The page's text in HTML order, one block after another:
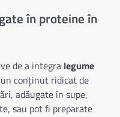
în proteine în
de a integra legume
conținut ridicat de
adăugate în supe,
sau pot fi preparate